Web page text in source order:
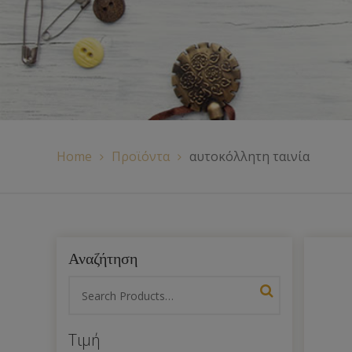
Χερούλια Τσάντας
Ιμάντες
Πλέγματα
Home Προϊόντα αυτοκόλλητη ταινία
Αναζήτηση
Τιμή